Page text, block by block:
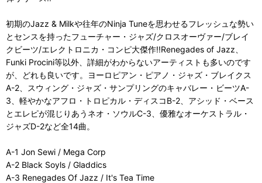
初期のJazz & Milkや往年のNinja Tuneを思わせるフレッシュな勢い
とセンスを持ったフューチャー・ジャズ/クロスオーヴァー/ブレイ
クビーツ/エレクトロニカ・コンピ大傑作!!Renegades of Jazz、
Funki Procini等以外、詳細がわからないアーティストも多いのです
が、どれも良いです。ヨーロピアン・ピアノ・ジャズ・ブレイクス
A-2、スウィング・ジャズ・サンプリングのキャバレー・ビーツA-
3、軽やかなアフロ・トロピカル・ディスコB-2、アシッド・ベース
とエレピが混じりあうネオ・ソウルC-3、優雅なオーケストラル・
ジャズD-2など全14曲。
A-1 Jon Sewi / Mega Corp
A-2 Black Soyls / Gladdics
A-3 Renegades Of Jazz / It's Tea Time